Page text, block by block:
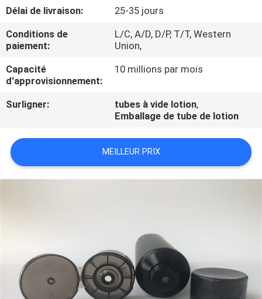
CONTACTEZ-
NOUS
DEMANDEZ
UNE
COMPANY
NEWS
Délai de livraison:
25-35 jours
Conditions de
paiement:
L/C, A/D, D/P, T/T, Western
Union,
Capacité
d'approvisionnement:
10 millions par mois
Surligner: tubes à vide lotion,
Emballage de tube de lotion
MEILLEUR PRIX